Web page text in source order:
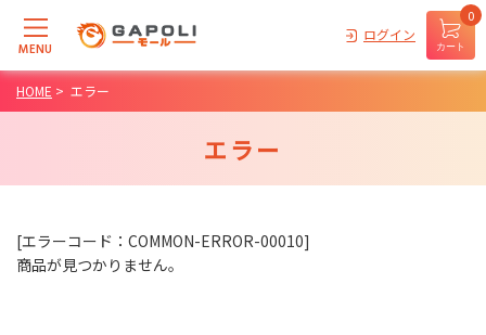
MENU
ログイン
カート
0
HOME > エラー
エラー
[エラーコード：COMMON-ERROR-00010]
商品が見つかりません。